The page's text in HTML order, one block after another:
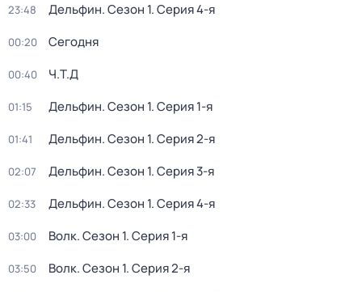
23:48 Дельфин. Сезон 1. Серия 4-я
00:20 Сегодня
00:40 Ч.T.Д
01:15 Дельфин. Сезон 1. Серия 1-я
01:41 Дельфин. Сезон 1. Серия 2-я
02:07 Дельфин. Сезон 1. Серия 3-я
02:33 Дельфин. Сезон 1. Серия 4-я
03:00 Волк. Сезон 1. Серия 1-я
03:50 Волк. Сезон 1. Серия 2-я